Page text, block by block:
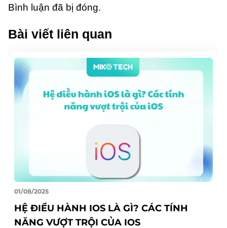
Bình luận đã bị đóng.
Bài viết liên quan
01/08/2025
HỆ ĐIỀU HÀNH IOS LÀ GÌ? CÁC TÍNH
NĂNG VƯỢT TRỘI CỦA IOS